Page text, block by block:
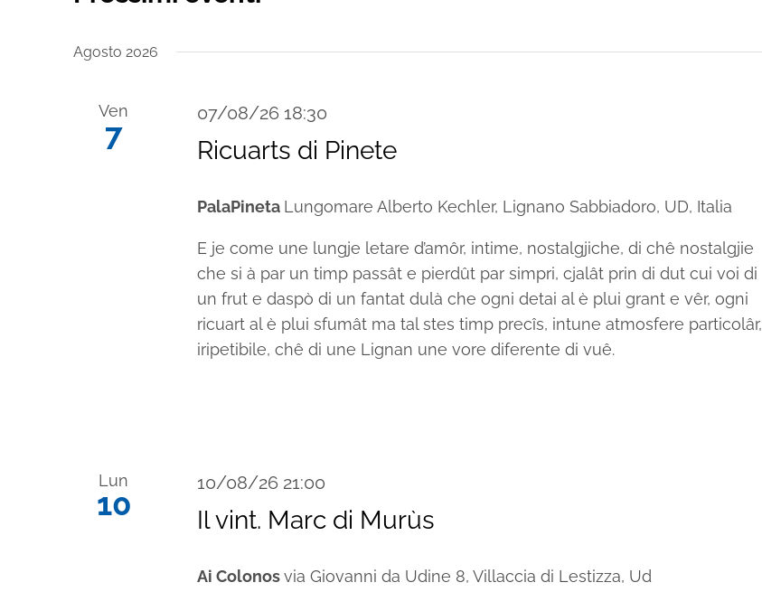
la
Agosto 2026
Ven
7
07/08/26 18:30
Ricuarts di Pinete
PalaPineta Lungomare Alberto Kechler, Lignano Sabbiadoro, UD, Italia
E je come une lungje letare d’amôr, intime, nostalgjiche, di chê nostalgjie
che si à par un timp passât e pierdût par simpri, cjalât prin di dut cui voi di
un frut e daspò di un fantat dulà che ogni detai al è plui grant e vêr, ogni
ricuart al è plui sfumât ma tal stes timp precîs, intune atmosfere particolâr,
iripetibile, chê di une Lignan une vore diferente di vuê.
Lun
10
10/08/26 21:00
Il vint. Marc di Murùs
Ai Colonosvia Giovanni da Udine 8, Villaccia di Lestizza, Ud